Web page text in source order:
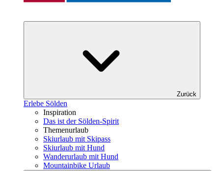
Zurück
Erlebe Sölden
Inspiration
Das ist der Sölden-Spirit
Themenurlaub
Skiurlaub mit Skipass
Skiurlaub mit Hund
Wanderurlaub mit Hund
Mountainbike Urlaub